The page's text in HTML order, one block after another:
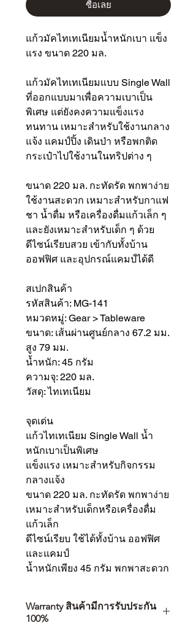
ซื้อเลย
แก้วมัคไทเทเนียมน้ำหนักเบา แข็ง
แรง ขนาด 220 มล.
แก้วมัคไทเทเนียมแบบ Single Wall
ที่ออกแบบมาเพื่อความเบาเป็น
พิเศษ แต่ยังคงความแข็งแรง
ทนทาน เหมาะสำหรับใช้งานกลาง
แจ้ง แคมป์ปิ้ง เดินป่า หรือพกติด
กระเป๋าไปใช้งานในทริปต่าง ๆ
ขนาด 220 มล. กะทัดรัด พกพาง่าย
ใช้งานสะดวก เหมาะสำหรับกาแฟ
ชา น้ำดื่ม หรือเครื่องดื่มแก้วเล็ก ๆ
และยังเหมาะสำหรับเด็ก ๆ ด้วย
ดีไซน์เรียบสวย เข้ากับทั้งบ้าน
ออฟฟิศ และอุปกรณ์แคมป์ได้ดี
สเปกสินค้า
รหัสสินค้า: MG-141
หมวดหมู่: Gear > Tableware
ขนาด: เส้นผ่านศูนย์กลาง 67.2 มม.
สูง 79 มม.
น้ำหนัก: 45 กรัม
ความจุ: 220 มล.
วัสดุ: ไทเทเนียม
จุดเด่น
แก้วไทเทเนียม Single Wall น้ำ
หนักเบาเป็นพิเศษ
แข็งแรง เหมาะสำหรับกิจกรรม
กลางแจ้ง
ขนาด 220 มล. กะทัดรัด พกพาง่าย
เหมาะสำหรับเด็กหรือเครื่องดื่ม
แก้วเล็ก
ดีไซน์เรียบ ใช้ได้ทั้งบ้าน ออฟฟิศ
และแคมป์
น้ำหนักเพียง 45 กรัม พกพาสะดวก
Warranty สินค้ามีการรับประกัน
100%